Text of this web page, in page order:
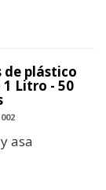
de plástico
1 Litro - 50
asa